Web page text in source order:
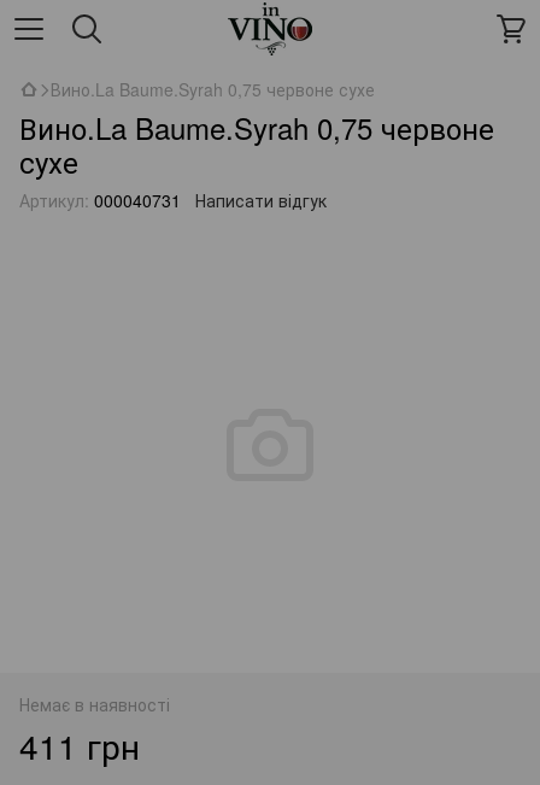
Вино.La Baume.Syrah 0,75 червоне сухе
Вино.La Baume.Syrah 0,75 червоне
сухе
Артикул: 000040731 Написати відгук
Немає в наявності
411 грн